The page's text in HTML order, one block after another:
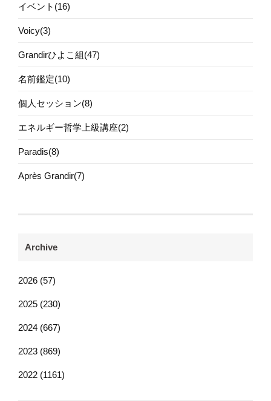
イベント(16)
Voicy(3)
Grandirひよこ組(47)
名前鑑定(10)
個人セッション(8)
エネルギー哲学上級講座(2)
Paradis(8)
Après Grandir(7)
Archive
2026 (57)
2025 (230)
2024 (667)
2023 (869)
2022 (1161)